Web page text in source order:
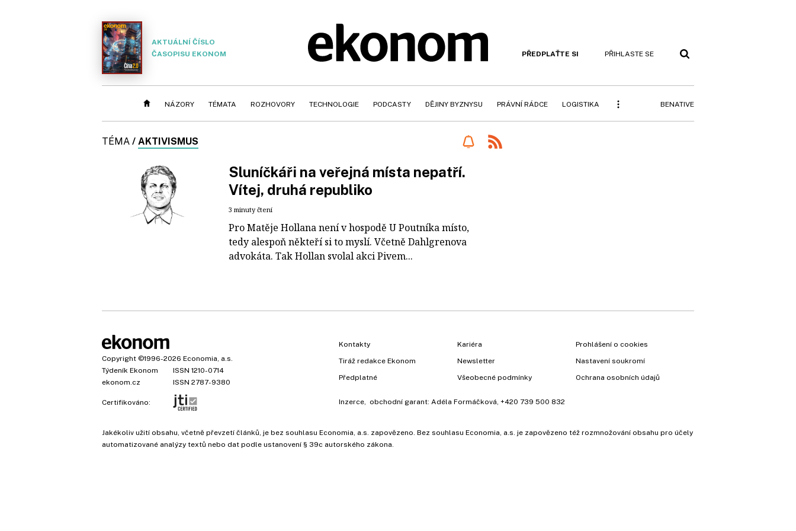
AKTUÁLNÍ ČÍSLO
ČASOPISU EKONOM
PŘEDPLAŤTE SI PŘIHLASTE SE
NÁZORY TÉMATA ROZHOVORY TECHNOLOGIE PODCASTY DĚJINY BYZNYSU PRÁVNÍ RÁDCE LOGISTIKA BENATIVE
TÉMA / AKTIVISMUS
Sluníčkáři na veřejná místa nepatří.
Vítej, druhá republiko
3 minuty čtení
Pro Matěje Hollana není v hospodě U Poutníka místo,
tedy alespoň někteří si to myslí. Včetně Dahlgrenova
advokáta. Tak Hollan svolal akci Pivem...
Copyright ©1996-2026 Economia, a.s.
Týdeník Ekonom
ISSN 1210-0714
ekonom.cz
ISSN 2787-9380
Certifikováno:
Kontakty
Tiráž redakce Ekonom
Předplatné
Kariéra
Newsletter
Všeobecné podmínky
Prohlášení o cookies
Nastavení soukromí
Ochrana osobních údajů
Inzerce , obchodní garant: Adéla Formáčková +420 739 500 832
Jakékoliv užití obsahu, včetně převzetí článků, je bez souhlasu Economia, a.s. zapovězeno. Bez souhlasu Economia, a.s. je zapovězeno též rozmnožování obsahu pro účely
automatizované analýzy textů nebo dat podle ustanovení § 39c autorského zákona.